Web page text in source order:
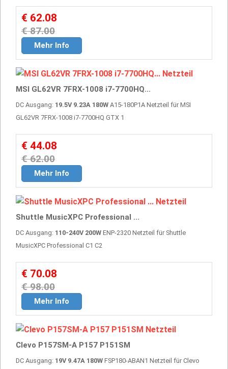
€ 62.08
€ 87.00
Mehr Info
MSI GL62VR 7FRX-1008 i7-7700HQ...
DC Ausgang: 19.5V 9.23A 180W A15-180P1A Netzteil für MSI
GL62VR 7FRX-1008 i7-7700HQ GTX 1
€ 44.08
€ 62.00
Mehr Info
Shuttle MusicXPC Professional ...
DC Ausgang: 110-240V 200W ENP-2320 Netzteil für Shuttle
MusicXPC Professional C1 C2
€ 70.08
€ 98.00
Mehr Info
Clevo P157SM-A P157 P151SM
DC Ausgang: 19V 9.47A 180W FSP180-ABAN1 Netzteil für Clevo